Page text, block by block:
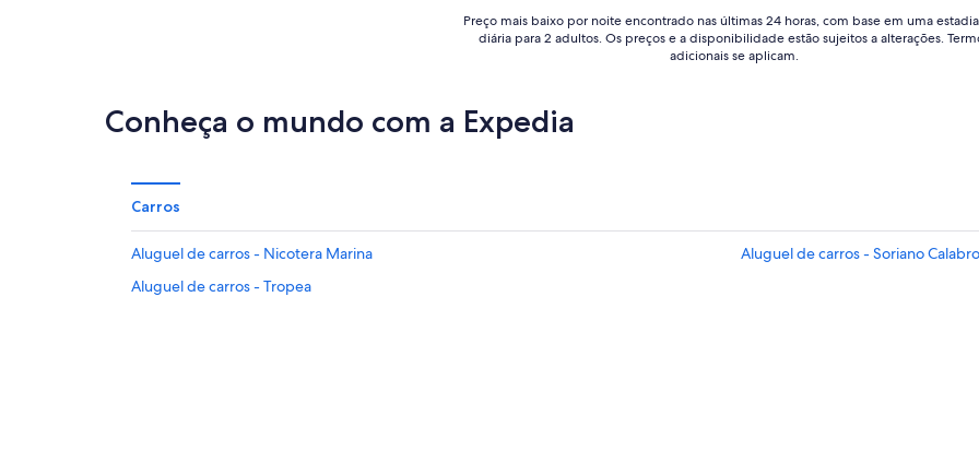
Preço mais baixo por noite encontrado nas últimas 24 horas, com base em uma
diária para 2 adultos. Os preços e a disponibilidade estão sujeitos a alterações.
adicionais se aplicam.
Conheça o mundo com a Expedia
Carros
Aluguel de carros - Nicotera Marina
Aluguel de carros - Soriano Calabro
Aluguel de carros - Tropea